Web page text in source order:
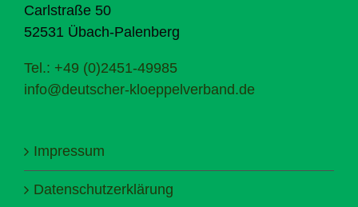
Carlstraße 50
52531 Übach-Palenberg
Tel.: +49 (0)2451-49985
info@deutscher-kloeppelverband.de
Impressum
Datenschutzerklärung